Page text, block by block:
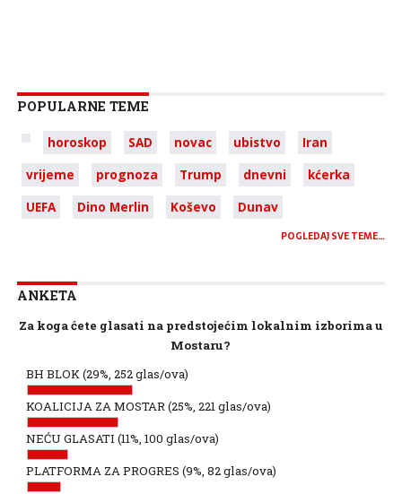
POPULARNE TEME
horoskop SAD novac ubistvo
Iran
vrijeme
prognoza Trump dnevni
kćerka
UEFA
Dino Merlin Koševo Dunav
POGLEDAJ SVE TEME…
ANKETA
Za koga ćete glasati na predstojećim lokalnim izborima u
Mostaru?
BH BLOK(29%, 252 glas/ova)
KOALICIJA ZA MOSTAR(25%, 221 glas/ova)
NEĆU GLASATI (11%, 100 glas/ova)
PLATFORMA ZA PROGRES (9%, 82 glas/ova)